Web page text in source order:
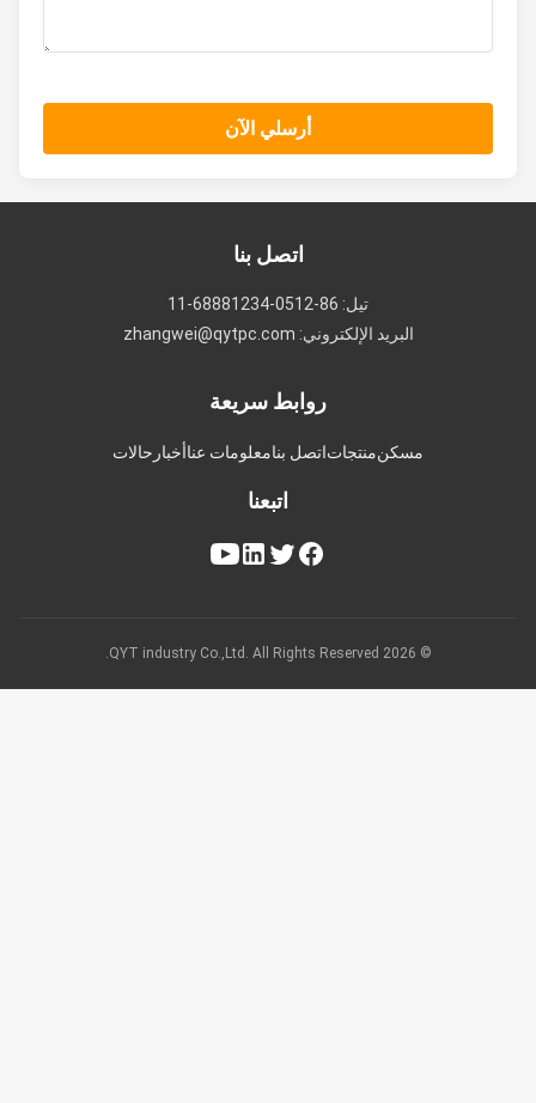
أرسلي الآن
اتصل بنا
البريد الإلكتروني: zhangwei@qytpc.com
روابط سريعة
مسكنمنتجاتاتصل بنامعلومات عناأخبارحالات